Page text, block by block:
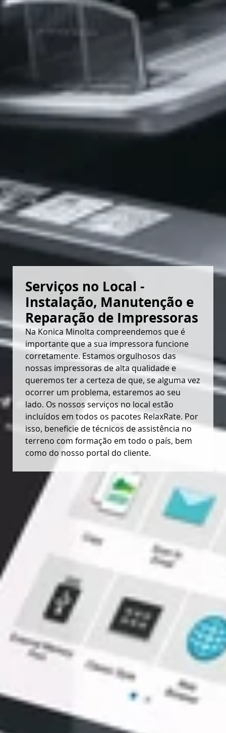
Serviços no Local -
Instalação, Manutenção e
Reparação de Impressoras
Na Konica Minolta compreendemos que é
importante que a sua impressora funcione
corretamente. Estamos orgulhosos das
nossas impressoras de alta qualidade e
queremos ter a certeza de que, se alguma vez
ocorrer um problema, estaremos ao seu
lado. Os nossos serviços no local estão
incluídos em todos os pacotes RelaxRate. Por
isso, beneficie de técnicos de assistência no
terreno com formação em todo o país, bem
como do nosso portal do cliente.